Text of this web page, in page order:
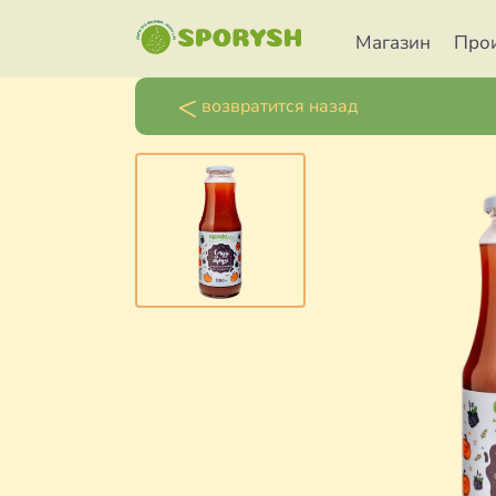
Магазин
возвратится назад